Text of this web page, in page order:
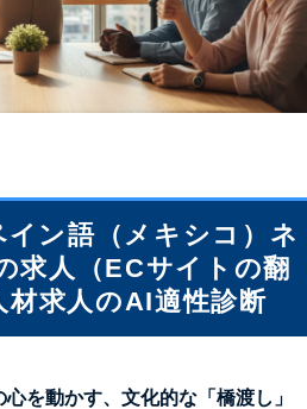
イン語（メキシコ）ネ
求人（ECサイトの翻
材求人のAI適性診断
を動かす、文化的な「橋渡し」